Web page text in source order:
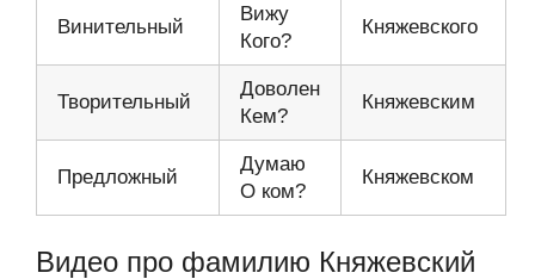
Винительный
Вижу
Кого?
Княжевского
Творительный
Доволен
Кем?
Княжевским
Предложный
Думаю
О ком?
Княжевском
Видео про фамилию Княжевский